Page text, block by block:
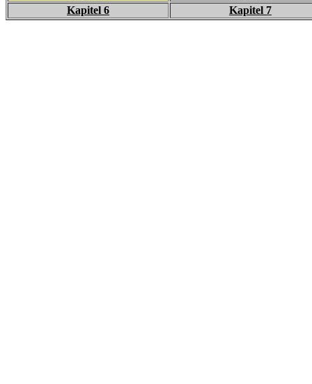
Kapitel 6
Kapitel 7